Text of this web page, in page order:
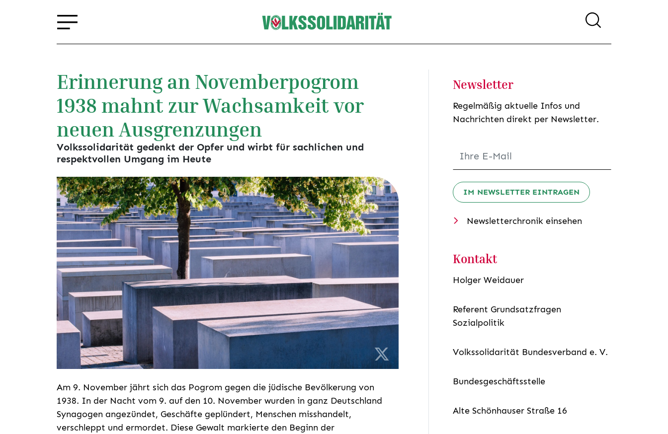
Erinnerung an Novemberpogrom
1938 mahnt zur Wachsamkeit vor
neuen Ausgrenzungen
Volkssolidarität gedenkt der Opfer und wirbt für sachlichen und
respektvollen Umgang im Heute
Am 9. November jährt sich das Pogrom gegen die jüdische Bevölkerung von
1938. In der Nacht vom 9. auf den 10. November wurden in ganz Deutschland
Synagogen angezündet, Geschäfte geplündert, Menschen misshandelt,
verschleppt und ermordet. Diese Gewalt markierte den Beginn der
Newsletter
Regelmäßig aktuelle Infos und
Nachrichten direkt per Newsletter.
IM NEWSLETTER EINTRAGEN
Newsletterchronik einsehen
Kontakt
Holger Weidauer
Referent Grundsatzfragen
Sozialpolitik
Volkssolidarität Bundesverband e. V.
Bundesgeschäftsstelle
Alte Schönhauser Straße 16